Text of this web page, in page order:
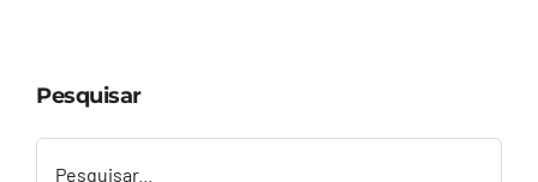
Contato
Pesquisar